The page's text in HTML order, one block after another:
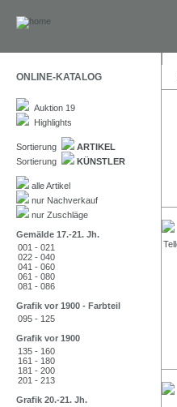
ONLINE-KATALOG
Auktion 19
Highlights
Sortierung
ARTIKEL
Sortierung
KÜNSTLER
alle Artikel
nur Nachverkauf
nur Zuschläge
Gemälde 17.-21. Jh.
001 - 021
022 - 040
041 - 060
061 - 080
081 - 086
Grafik vor 1900 - Farbteil
095 - 125
Grafik vor 1900
135 - 160
161 - 180
181 - 200
201 - 213
Grafik 20.-21. Jh.